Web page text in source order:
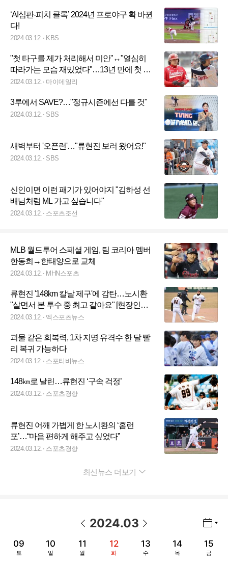
‘AI심판-피치 클록’ 2024년 프로야구 확 바뀐
다!
2024.03.12. KBS
"첫 타구를 제가 처리해서 미안"↔"열심히
따라가는 모습 재밌었다"…13년 만에 첫 형
제 맞대결, '묘한' 감정 속 피어나는 사랑 [MD
2024.03.12. 마이데일리
3루에서 SAVE?…"정규시즌에선 다를 것"
2024.03.12. SBS
새벽부터 '오픈런'…"류현진 보러 왔어요!"
2024.03.12. SBS
신인이면 이런 패기가 있어야지 "김하성 선
배님처럼 ML 가고 싶습니다"
2024.03.12. 스포츠조선
MLB 월드투어 스페셜 게임, 팀 코리아 멤버
한동희→한태양으로 교체
2024.03.12. MHN스포츠
류현진 '148km 칼날 제구'에 감탄…노시환
"살면서 본 투수 중 최고 같아요" [현장인터
뷰]
2024.03.12. 엑스포츠뉴스
괴물 같은 회복력, 1차 지명 유격수 한 달 빨
리 복귀 가능하다
2024.03.12. 스포티비뉴스
148㎞로 날린…류현진 ‘구속 걱정’
2024.03.12. 스포츠경향
류현진 어깨 가볍게 한 노시환의 ‘홈런
포’…“마음 편하게 해주고 싶었다”
2024.03.12. 스포츠경향
최신뉴스 더보기
2024.03
09
토
10
일
11
월
12
화
13
수
14
목
15
금